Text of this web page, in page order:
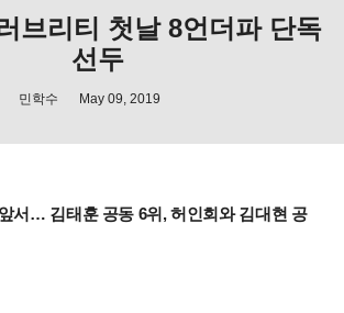
브리티 첫날 8언더파 단독
선두
민학수 May 09, 2019
서… 김태훈 공동 6위, 허인회와 김대현 공